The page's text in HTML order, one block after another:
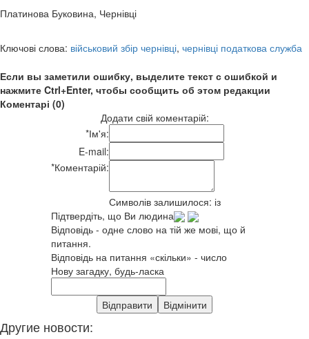
Платинова Буковина, Чернівці
Ключові слова: військовий збір чернівці, чернівці податкова служба
Если вы заметили ошибку, выделите текст с ошибкой и
нажмите Ctrl+Enter, чтобы сообщить об этом редакции
Коментарі (0)
Додати свій коментарій:
*Ім'я:
E-mail:
*Коментарій:
Символів залишилося: із
Підтвердіть, що Ви людина
Відповідь - одне слово на тій же мові, що й
питання.
Відповідь на питання «скільки» - число
Нову загадку, будь-ласка
Другие новости: